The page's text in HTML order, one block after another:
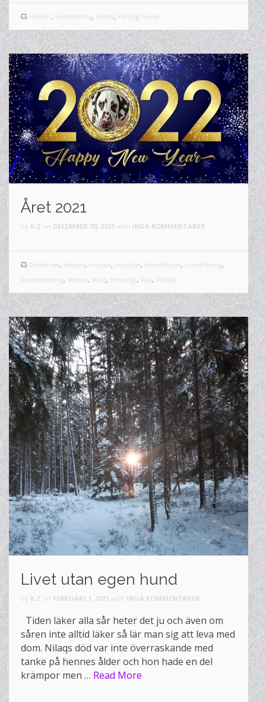
H-märkt, Hundträning, Kurser, Pro Dog Trainer
Året 2021
by K Z on DECEMBER 30, 2021 with INGA KOMMENTARER
Dalmatiner, Hoopers, Hundar, Hundsim, Hundtränare, Hundträning,
Konceptträning, Melwin, Nilaq, Personligt, Valp, Viltspår
Livet utan egen hund
by K Z on FEBRUARI 1, 2021 with INGA KOMMENTARER
Tiden läker alla sår heter det ju och även om
såren inte alltid läker så lär man sig att leva med
dom. Nilaqs död var inte överraskande med
tanke på hennes ålder och hon hade en del
krämpor men … Read More